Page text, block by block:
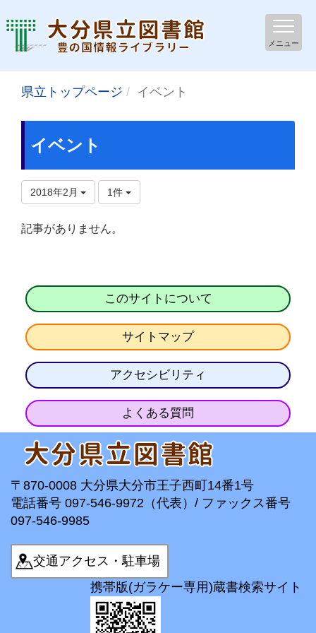
メニュー
県立トップページ イベント
イベント
2018年2月 1件
記事がありません。
このサイトについて
サイトマップ
アクセシビリティ
よくある質問
〒870-0008 大分県大分市王子西町14番1号
電話番号 097-546-9972（代表）/ ファックス番号
097-546-9985
交通アクセス・駐車場
携帯版(ガラケー専用)蔵書検索サイト